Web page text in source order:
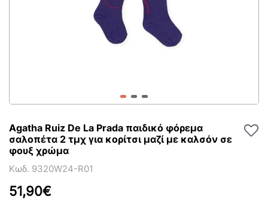
Agatha Ruiz De La Prada παιδικό φόρεμα
σαλοπέτα 2 τμχ για κορίτσι μαζί με καλσόν σε
φουξ χρώμα
Κωδ. 9320W24-R01
51,90€